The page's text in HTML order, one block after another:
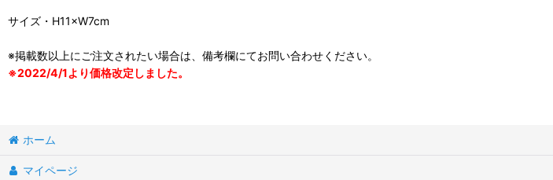
サイズ・H11×W7cm
※掲載数以上にご注文されたい場合は、備考欄にてお問い合わせください。
※2022/4/1より価格改定しました。
ホーム
マイページ